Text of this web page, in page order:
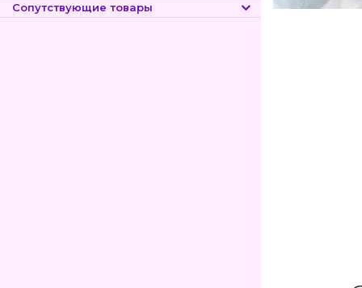
Сопутствующие товары